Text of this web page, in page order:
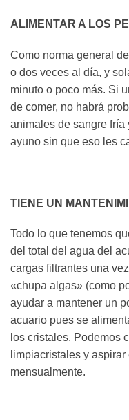
ALIMENTAR A LOS
Como norma general
o dos veces al día, y
minuto o poco más. Si
de comer, no habrá
animales de sangre fría
ayuno sin que eso les
TIENE UN
Todo lo que tenemos
del total del agua del
cargas filtrantes una
«chupa algas» (como
ayudar a mantener un
acuario pues se
los cristales. Podemos
limpiacristales y
mensualmente.